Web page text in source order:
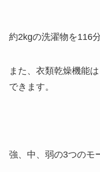
約2kgの洗濯物を116
また、衣類乾燥機能
できます。
強、中、弱の3つのモ